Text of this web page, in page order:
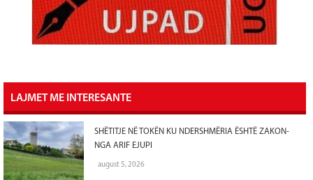
LAJMET ME INTERESANTE
SHËTITJE NË TOKËN KU NDERSHMËRIA ËSHTË ZAKON-
NGA ARIF EJUPI
august 5, 2026